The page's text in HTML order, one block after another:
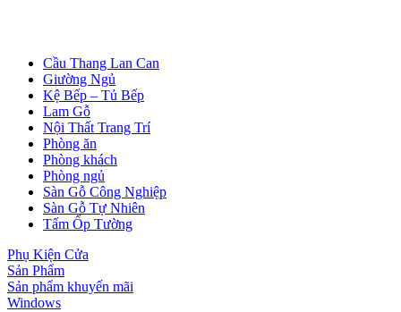
Cửa Nhựa Lõi Thép Upvc
Cầu Thang Lan Can
Giường Ngủ
Kệ Bếp – Tủ Bếp
Lam Gỗ
Nội Thất Trang Trí
Phòng ăn
Phòng khách
Phòng ngủ
Sàn Gỗ Công Nghiệp
Sàn Gỗ Tự Nhiên
Tấm Ốp Tường
Phụ Kiện Cửa
Sản Phẩm
Sản phẩm khuyến mãi
Windows